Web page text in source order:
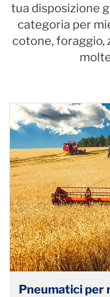
tua disposizione
categoria per
cotone, foraggio,
Pneumatici per